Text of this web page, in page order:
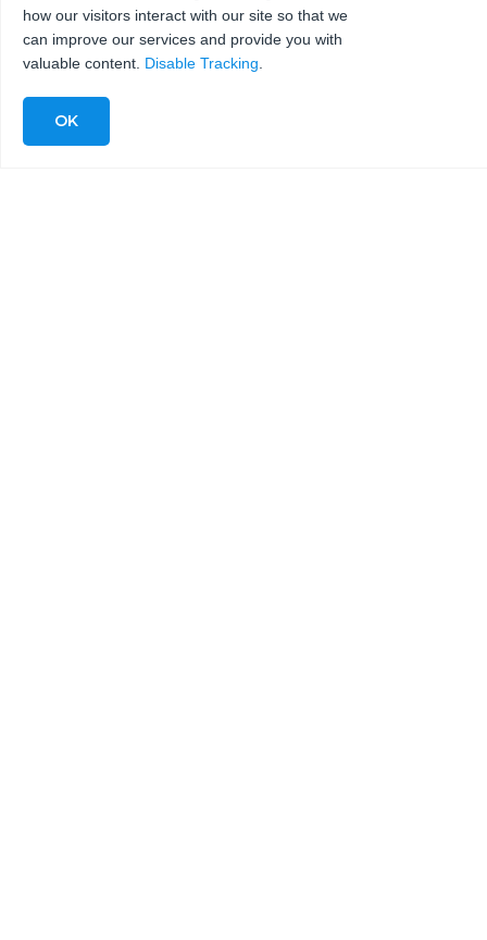
how our visitors interact with our site so that we
can improve our services and provide you with
valuable content. Disable Tracking